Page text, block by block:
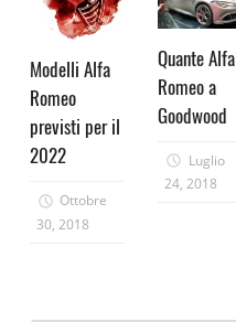
Modelli Alfa
Romeo
previsti per il
2022
Ottobre
30, 2018
Quante Alfa
Romeo a
Goodwood
Luglio
24, 2018